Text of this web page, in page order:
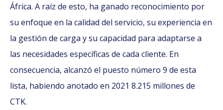
África. A raíz de esto, ha ganado reconocimiento por
su enfoque en la calidad del servicio, su experiencia en
la gestión de carga y su capacidad para adaptarse a
las necesidades específicas de cada cliente. En
consecuencia, alcanzó el puesto número 9 de esta
lista, habiendo anotado en 2021 8.215 millones de
CTK.